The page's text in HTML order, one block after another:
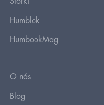
Humblok
HumbookMag
O nás
Blog